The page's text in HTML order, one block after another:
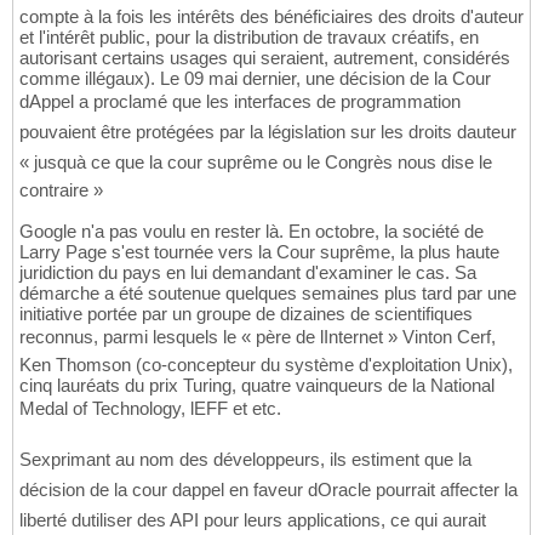
compte à la fois les intérêts des bénéficiaires des droits d'auteur
et l'intérêt public, pour la distribution de travaux créatifs, en
autorisant certains usages qui seraient, autrement, considérés
comme illégaux). Le 09 mai dernier, une décision de la Cour
dAppel a proclamé que les interfaces de programmation
pouvaient être protégées par la législation sur les droits dauteur
« jusquà ce que la cour suprême ou le Congrès nous dise le
contraire »
Google n'a pas voulu en rester là. En octobre, la société de
Larry Page s'est tournée vers la Cour suprême, la plus haute
juridiction du pays en lui demandant d'examiner le cas. Sa
démarche a été soutenue quelques semaines plus tard par une
initiative portée par un groupe de dizaines de scientifiques
reconnus, parmi lesquels le « père de lInternet » Vinton Cerf,
Ken Thomson (co-concepteur du système d'exploitation Unix),
cinq lauréats du prix Turing, quatre vainqueurs de la National
Medal of Technology, lEFF et etc.
Sexprimant au nom des développeurs, ils estiment que la
décision de la cour dappel en faveur dOracle pourrait affecter la
liberté dutiliser des API pour leurs applications, ce qui aurait